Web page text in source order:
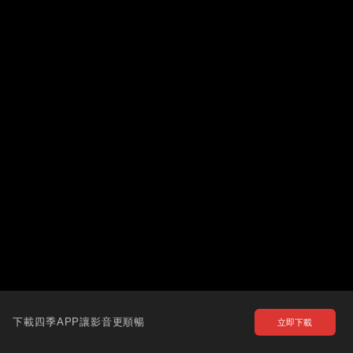
下載四季APP讓影音更順暢 立即下載